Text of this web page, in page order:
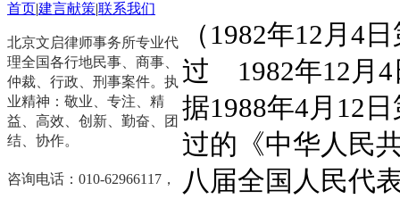
（1982年12月4
过 1982年12月
据1988年4月12
过的《中华人民
八届全国人民代
首页|建言献策|联系我们
北京文启律师事务所专业代
理全国各行地民事、商事、
仲裁、行政、刑事案件。执
业精神：敬业、专注、精
益、高效、创新、勤奋、团
结、协作。
咨询电话：010-62966117，